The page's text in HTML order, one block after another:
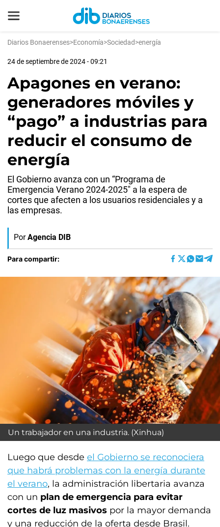
Diarios Bonaerenses>Economía>Sociedad>energía
24 de septiembre de 2024 - 09:21
Apagones en verano:
generadores móviles y
“pago” a industrias para
reducir el consumo de
energía
El Gobierno avanza con un “Programa de
Emergencia Verano 2024-2025″ a la espera de
cortes que afecten a los usuarios residenciales y a
las empresas.
Por Agencia DIB
Para compartir:
Un trabajador en una industria. (Xinhua)
Luego que desde el Gobierno se reconociera
que habrá problemas con la energía durante
el verano, la administración libertaria avanza
con un plan de emergencia para evitar
cortes de luz masivos por la mayor demanda
y una reducción de la oferta desde Brasil.